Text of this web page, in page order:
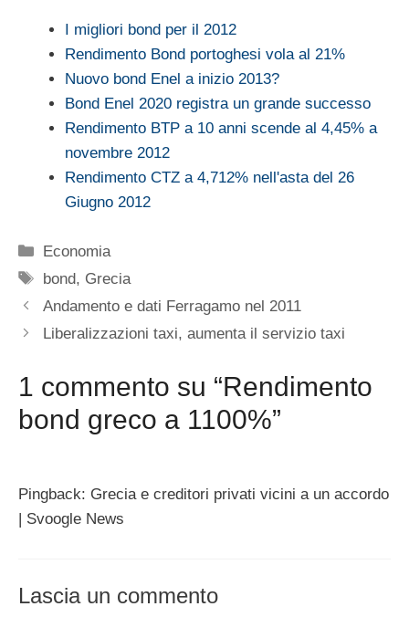
I migliori bond per il 2012
Rendimento Bond portoghesi vola al 21%
Nuovo bond Enel a inizio 2013?
Bond Enel 2020 registra un grande successo
Rendimento BTP a 10 anni scende al 4,45% a
novembre 2012
Rendimento CTZ a 4,712% nell'asta del 26
Giugno 2012
Categorie
Economia
Tag
bond, Grecia
Andamento e dati Ferragamo nel 2011
Liberalizzazioni taxi, aumenta il servizio taxi
1 commento su “Rendimento
bond greco a 1100%”
Pingback: Grecia e creditori privati vicini a un accordo
| Svoogle News
Lascia un commento